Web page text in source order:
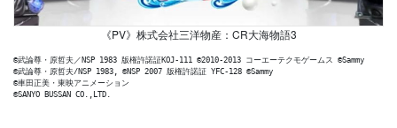
《PV》株式会社三洋物産：CR大海物語3
©武論尊・原哲夫／NSP 1983 版権許諾証KOJ-111 ©2010-2013 コーエーテクモゲームス ©Sammy
©武論尊・原哲夫/NSP 1983, ©NSP 2007 版権許諾証 YFC-128 ©Sammy
©車田正美・東映アニメーション